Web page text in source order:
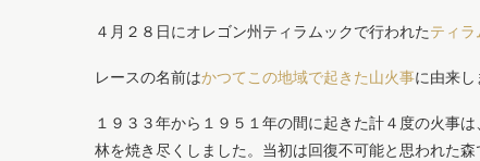
４月２８日にオレゴン州ティラムックで行われたティラ
レースの名前はかつてこの地域で起きた山火事に由来し
１９３３年から１９５１年の間に起きた計４度の火事
林を焼き尽くしました。当初は回復不可能と思われた